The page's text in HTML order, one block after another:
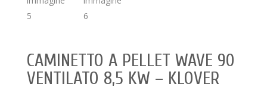
CAMINETTO A PELLET WAVE 90
VENTILATO 8,5 KW – KLOVER